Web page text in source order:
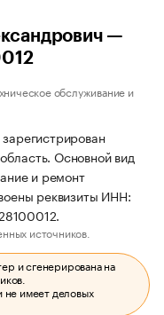
—
обслуживание и
Основной вид
и ремонт
реквизиты ИНН:
источников.
и сгенерирована на
не имеет деловых